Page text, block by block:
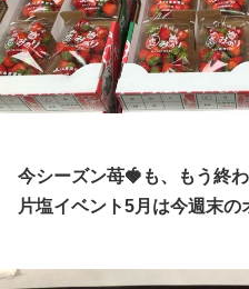
今シーズン苺🍓も、もう終わ
片塩イベント5月は今週末の